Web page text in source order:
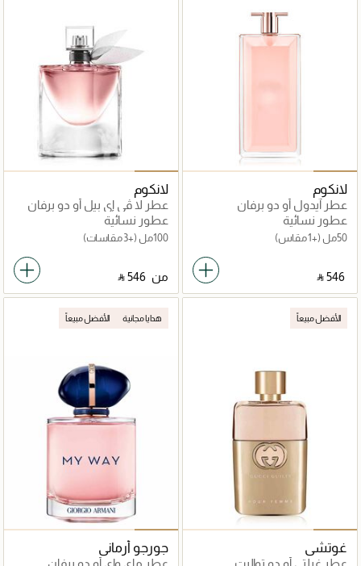
لانكوم
عطر آيدول أو دو برفان
عطور نسائية
50مل (+1 مقاس)
‎ ⃁ ⁦546⁩ ‎
لانكوم
عطر لا ڤي إي بيل أو دو برفان
عطور نسائية
100مل (+3 مقاسات)
من ‎ ⃁ ⁦546⁩ ‎
الأفضل مبيعاً
غوتشي
هدايا مجانية الأفضل مبيعاً
جورجو أرماني